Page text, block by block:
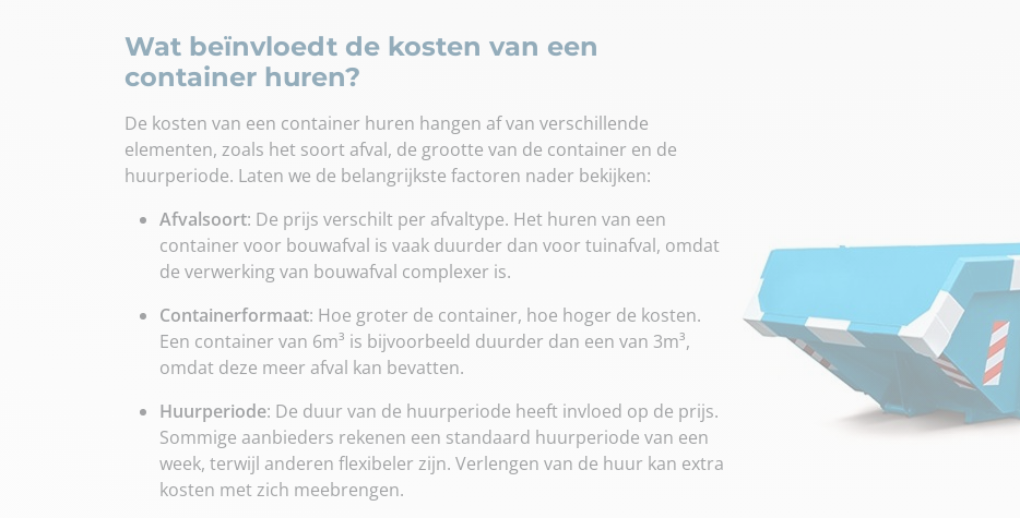
Wat beïnvloedt de kosten van een
container huren?
De kosten van een container huren hangen af van verschillende
elementen, zoals het soort afval, de grootte van de container en de
huurperiode. Laten we de belangrijkste factoren nader bekijken:
Afvalsoort: De prijs verschilt per afvaltype. Het huren van een
container voor bouwafval is vaak duurder dan voor tuinafval, omdat
de verwerking van bouwafval complexer is.
Containerformaat: Hoe groter de container, hoe hoger de kosten.
Een container van 6m³ is bijvoorbeeld duurder dan een van 3m³,
omdat deze meer afval kan bevatten.
Huurperiode: De duur van de huurperiode heeft invloed op de prijs.
Sommige aanbieders rekenen een standaard huurperiode van een
week, terwijl anderen flexibeler zijn. Verlengen van de huur kan extra
kosten met zich meebrengen.